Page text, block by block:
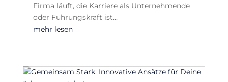
Firma läuft, die Karriere als Unternehmende
oder Führungskraft ist...
mehr lesen